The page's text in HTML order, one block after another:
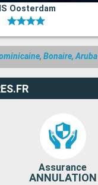
Oosterdam
Bonaire, Aruba
Assurance
ANNULATION